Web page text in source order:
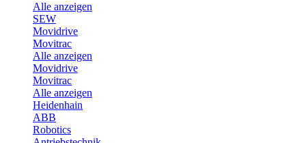
Alle anzeigen
SEW
Movidrive
Movitrac
Alle anzeigen
Movidrive
Movitrac
Alle anzeigen
Heidenhain
ABB
Robotics